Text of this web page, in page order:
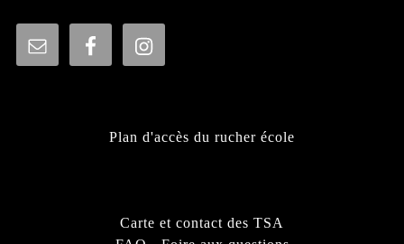
Plan d'accès du rucher école
Carte et contact des TSA